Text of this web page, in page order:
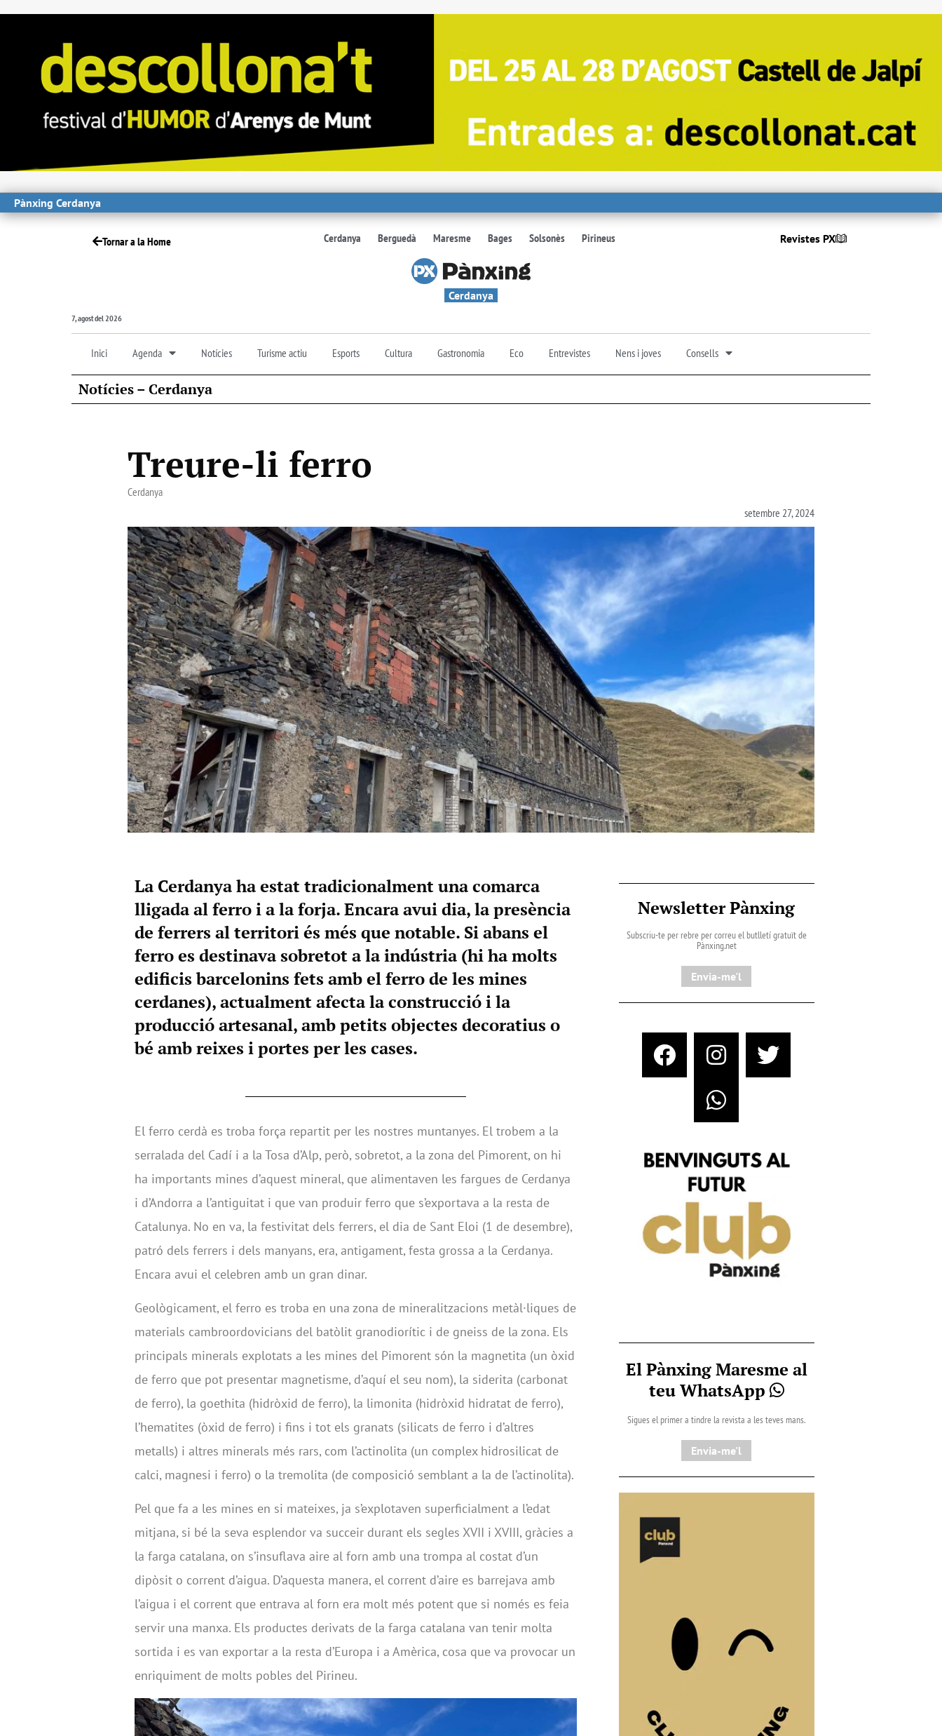
Pànxing Cerdanya
Tornar a la Home Cerdanya Berguedà Maresme Bages Solsonès Pirineus Revistes PX
Cerdanya
7, agost del 2026
Inici Agenda Notícies Turisme actiu Esports Cultura Gastronomia Eco Entrevistes Nens i joves Consells
Notícies – Cerdanya
Treure-li ferro
Cerdanya
setembre 27, 2024
La Cerdanya ha estat tradicionalment una comarca
lligada al ferro i a la forja. Encara avui dia, la presència
de ferrers al territori és més que notable. Si abans el
ferro es destinava sobretot a la indústria (hi ha molts
edificis barcelonins fets amb el ferro de les mines
cerdanes), actualment afecta la construcció i la
producció artesanal, amb petits objectes decoratius o
bé amb reixes i portes per les cases.
El ferro cerdà es troba força repartit per les nostres muntanyes. El trobem a la
serralada del Cadí i a la Tosa d’Alp, però, sobretot, a la zona del Pimorent, on hi
ha importants mines d’aquest mineral, que alimentaven les fargues de Cerdanya
i d’Andorra a l’antiguitat i que van produir ferro que s’exportava a la resta de
Catalunya. No en va, la festivitat dels ferrers, el dia de Sant Eloi (1 de desembre),
patró dels ferrers i dels manyans, era, antigament, festa grossa a la Cerdanya.
Encara avui el celebren amb un gran dinar.
Geològicament, el ferro es troba en una zona de mineralitzacions metàl·liques de
materials cambroordovicians del batòlit granodiorític i de gneiss de la zona. Els
principals minerals explotats a les mines del Pimorent són la magnetita (un òxid
de ferro que pot presentar magnetisme, d’aquí el seu nom), la siderita (carbonat
de ferro), la goethita (hidròxid de ferro), la limonita (hidròxid hidratat de ferro),
l’hematites (òxid de ferro) i fins i tot els granats (silicats de ferro i d’altres
metalls) i altres minerals més rars, com l’actinolita (un complex hidrosilicat de
calci, magnesi i ferro) o la tremolita (de composició semblant a la de l’actinolita).
Pel que fa a les mines en si mateixes, ja s’explotaven superficialment a l’edat
mitjana, si bé la seva esplendor va succeir durant els segles XVII i XVIII, gràcies a
la farga catalana, on s’insuflava aire al forn amb una trompa al costat d’un
dipòsit o corrent d’aigua. D’aquesta manera, el corrent d’aire es barrejava amb
l’aigua i el corrent que entrava al forn era molt més potent que si només es feia
servir una manxa. Els productes derivats de la farga catalana van tenir molta
sortida i es van exportar a la resta d’Europa i a Amèrica, cosa que va provocar un
enriquiment de molts pobles del Pirineu.
Newsletter Pànxing
Subscriu-te per rebre per correu el butlletí gratuït de
Pànxing.net​
Envia-me'l
El Pànxing Maresme al
teu WhatsApp
Sigues el primer a tindre la revista a les teves mans.
Envia-me'l